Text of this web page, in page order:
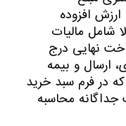
افزوده
شامل مالیات
نهایی درج
ارسال و بیمه
در فرم سبد خرید
محاسبه